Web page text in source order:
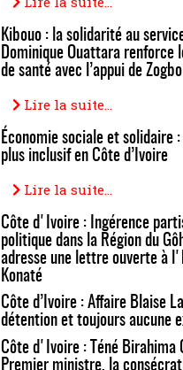
Kibouo : la solidarité au
Dominique Ouattara renforce
de santé avec l’appui de Zogbo
Lire la suite...
Économie sociale et solidaire
plus inclusif en Côte d’Ivoire
Lire la suite...
Côte d'Ivoire : Ingérence
politique dans la Région du
adresse une lettre ouverte à
Konaté
Côte d’Ivoire : Affaire Blaise
détention et toujours aucune
Côte d'Ivoire : Téné Birahima
Premier ministre, la